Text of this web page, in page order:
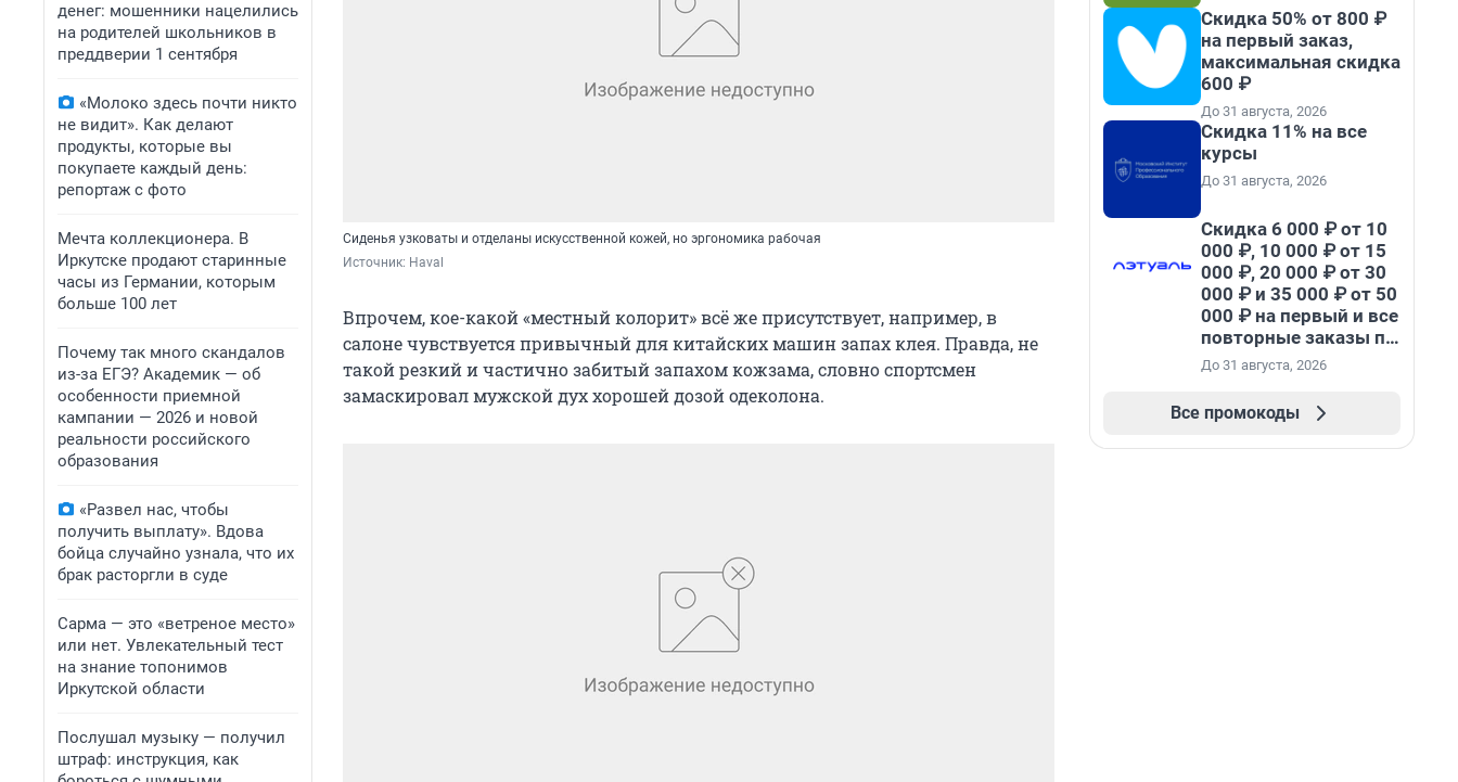
денег: мошенники нацелились
на родителей школьников в
преддверии 1 сентября
«Молоко здесь почти никто
не видит». Как делают
продукты, которые вы
покупаете каждый день:
репортаж с фото
Мечта коллекционера. В
Иркутске продают старинные
часы из Германии, которым
больше 100 лет
Почему так много скандалов
из-за ЕГЭ? Академик — об
особенности приемной
кампании — 2026 и новой
реальности российского
образования
«Развел нас, чтобы
получить выплату». Вдова
бойца случайно узнала, что их
брак расторгли в суде
Сарма — это «ветреное место»
или нет. Увлекательный тест
на знание топонимов
Иркутской области
Послушал музыку — получил
штраф: инструкция, как
Сиденья узковаты и отделаны искусственной кожей, но эргономика рабочая
Источник: Haval
Впрочем, кое-какой «местный колорит» всё же присутствует, например, в
салоне чувствуется привычный для китайских машин запах клея. Правда, не
такой резкий и частично забитый запахом кожзама, словно спортсмен
замаскировал мужской дух хорошей дозой одеколона.
Скидка 50% от 800 ₽
на первый заказ,
максимальная скидка
600 ₽
До 31 августа, 2026
Скидка 11% на все
курсы
До 31 августа, 2026
Скидка 6 000 ₽ от 10
000 ₽, 10 000 ₽ от 15
000 ₽, 20 000 ₽ от 30
000 ₽ и 35 000 ₽ от 50
000 ₽ на первый и все
повторные заказы по
промокоду НАБЕРИ
До 31 августа, 2026
Все промокоды